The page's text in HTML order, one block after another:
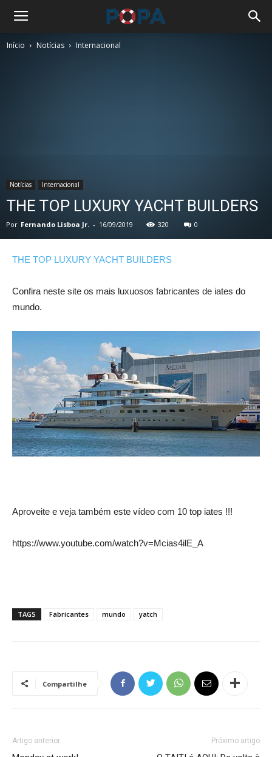
Início Notícias Internacional
Notícias Internacional
THE TOP LUXURY YACHT BUILDERS
Por Fernando Lisboa Jr. - 16/09/2019 320 0
THE TOP LUXURY YACHT BUILDERS
Confira neste site os mais luxuosos fabricantes de iates do
mundo.
Aproveite e veja também este vídeo com 10 top iates !!!
https://www.youtube.com/watch?v=Mcias4ilE_A
TAGS Fabricantes mundo yatch
Compartilhe
Artigo anterior Próximo artigo